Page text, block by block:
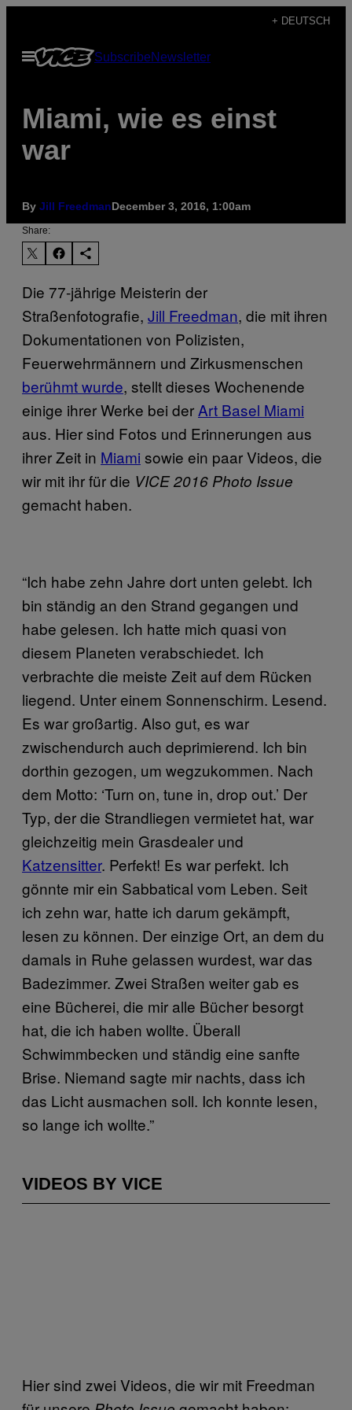
content
+ DEUTSCH
Open
Menu
SubscribeNewsletter
Miami, wie es einst
war
By Jill FreedmanDecember 3, 2016, 1:00am
Share:
Die 77-jährige Meisterin der
Straßenfotografie, Jill Freedman, die mit ihren
Dokumentationen von Polizisten,
Feuerwehrmännern und Zirkusmenschen
berühmt wurde, stellt dieses Wochenende
einige ihrer Werke bei der Art Basel Miami
aus. Hier sind Fotos und Erinnerungen aus
ihrer Zeit in Miami sowie ein paar Videos, die
wir mit ihr für die VICE 2016 Photo Issue
gemacht haben.
“Ich habe zehn Jahre dort unten gelebt. Ich
bin ständig an den Strand gegangen und
habe gelesen. Ich hatte mich quasi von
diesem Planeten verabschiedet. Ich
verbrachte die meiste Zeit auf dem Rücken
liegend. Unter einem Sonnenschirm. Lesend.
Es war großartig. Also gut, es war
zwischendurch auch deprimierend. Ich bin
dorthin gezogen, um wegzukommen. Nach
dem Motto: ‘Turn on, tune in, drop out.’ Der
Typ, der die Strandliegen vermietet hat, war
gleichzeitig mein Grasdealer und
Katzensitter. Perfekt! Es war perfekt. Ich
gönnte mir ein Sabbatical vom Leben. Seit
ich zehn war, hatte ich darum gekämpft,
lesen zu können. Der einzige Ort, an dem du
damals in Ruhe gelassen wurdest, war das
Badezimmer. Zwei Straßen weiter gab es
eine Bücherei, die mir alle Bücher besorgt
hat, die ich haben wollte. Überall
Schwimmbecken und ständig eine sanfte
Brise. Niemand sagte mir nachts, dass ich
das Licht ausmachen soll. Ich konnte lesen,
so lange ich wollte.”
VIDEOS BY VICE
Hier sind zwei Videos, die wir mit Freedman